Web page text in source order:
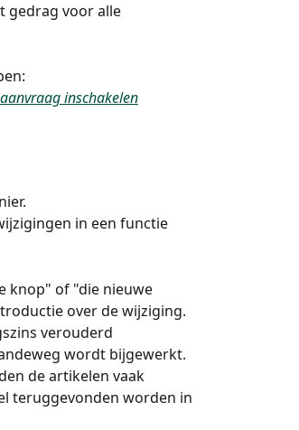
gedrag voor alle
inschakelen
in een functie
knop" of "die nieuwe
over de wijziging.
verouderd
wordt bijgewerkt.
de artikelen vaak
teruggevonden worden in